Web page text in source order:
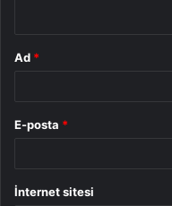
Ad *
E-posta *
İnternet sitesi